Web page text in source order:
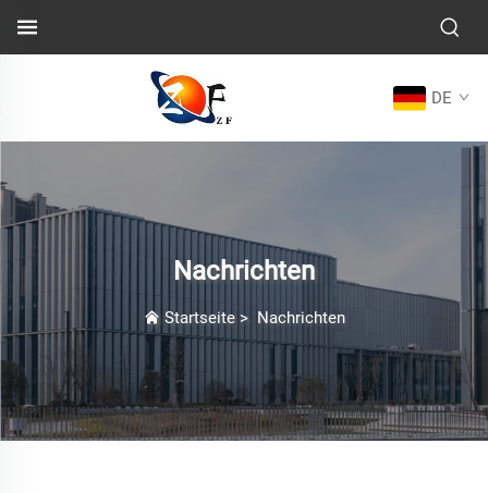
DE
Nachrichten
Startseite> Nachrichten